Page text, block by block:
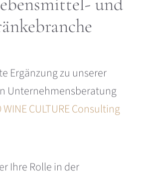
Ergänzung zu unserer
Unternehmensberatung
WINE CULTURE Consulting
Ihre Rolle in der